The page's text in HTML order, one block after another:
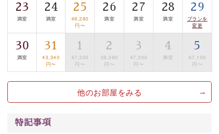
■貸切温泉風呂 （40分2000円）
眺望はございませんが、源泉掛け流しの温泉の質を楽し
む貸切温泉風呂です。ゆったりといやされるプライベー
トな空間をお愉しみください。
■諏訪大社4社を巡る無料参拝バス
豊富な知識を持ったドライバー兼ガイドが諏訪大社をご
案内します。事前ご予約制ですので、ご利用ご希望の方
は【3日前まで】にお電話ください。
23
満室
24
満室
25
49,280
円〜
26
満室
27
満室
28
満室
29
プランを
変更
30
満室
31
43,340
円〜
1
47,300
円〜
2
39,380
円〜
3
47,300
円〜
4
満室
5
67,100
円〜
他のお部屋をみる
特記事項